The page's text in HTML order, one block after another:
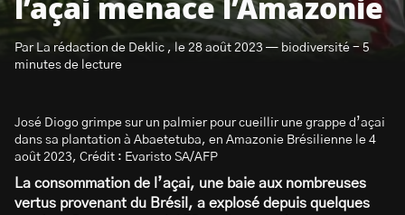
l’açai menace l’Amazonie
Par La rédaction de Deklic , le 28 août 2023 — biodiversité - 5
minutes de lecture
José Diogo grimpe sur un palmier pour cueillir une grappe d’açai
dans sa plantation à Abaetetuba, en Amazonie Brésilienne le 4
août 2023, Crédit : Evaristo SA/AFP
La consommation de l’açai, une baie aux nombreuses
vertus provenant du Brésil, a explosé depuis quelques
S’abonner à la newsletter